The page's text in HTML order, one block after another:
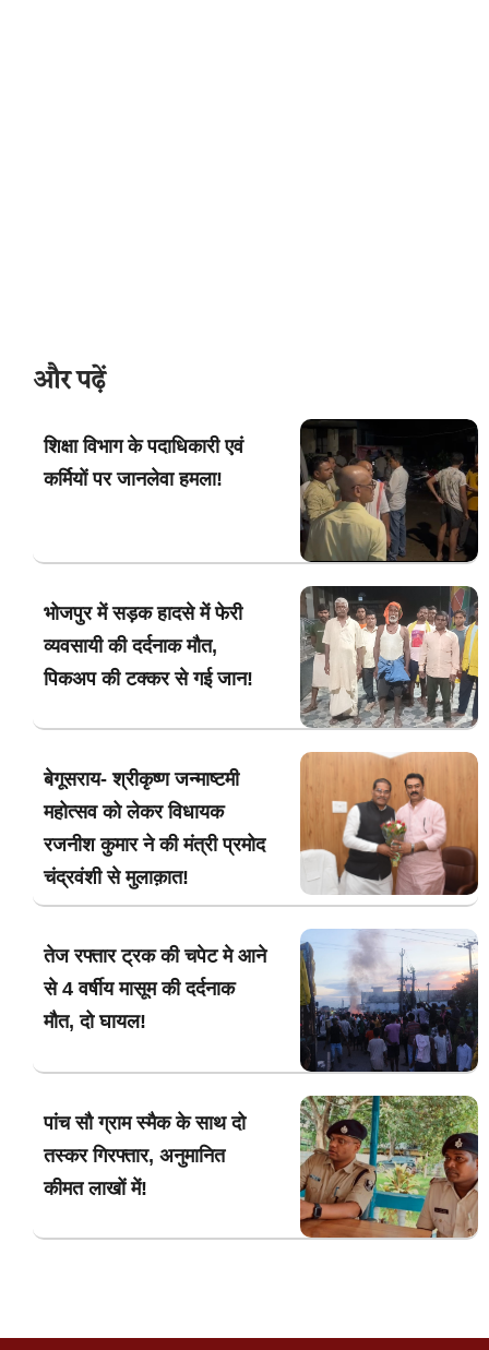
और पढ़ें
शिक्षा विभाग के पदाधिकारी एवं
कर्मियों पर जानलेवा हमला!
भोजपुर में सड़क हादसे में फेरी
व्यवसायी की दर्दनाक मौत,
पिकअप की टक्कर से गई जान!
बेगूसराय- श्रीकृष्ण जन्माष्टमी
महोत्सव को लेकर विधायक
रजनीश कुमार ने की मंत्री प्रमोद
चंद्रवंशी से मुलाक़ात!
तेज रफ्तार ट्रक की चपेट मे आने
से 4 वर्षीय मासूम की दर्दनाक
मौत, दो घायल!
पांच सौ ग्राम स्मैक के साथ दो
तस्कर गिरफ्तार, अनुमानित
कीमत लाखों में!